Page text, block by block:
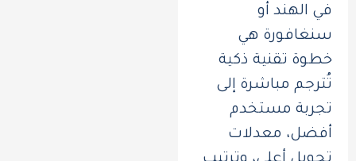
في الهند أو
سنغافورة هي
خطوة تقنية ذكية
تُترجم مباشرة إلى
تجربة مستخدم
أفضل، معدلات